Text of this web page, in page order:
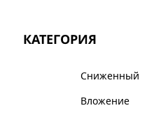
КАТЕГОРИЯ
Сниженный
Вложение